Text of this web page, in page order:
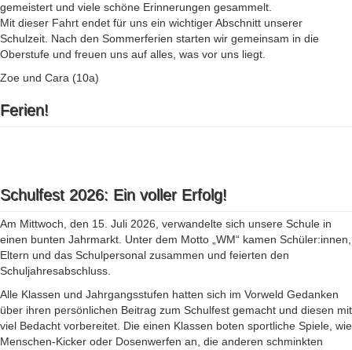
gemeistert und viele schöne Erinnerungen gesammelt.
Mit dieser Fahrt endet für uns ein wichtiger Abschnitt unserer
Schulzeit. Nach den Sommerferien starten wir gemeinsam in die
Oberstufe und freuen uns auf alles, was vor uns liegt.
Zoe und Cara (10a)
Ferien!
Schulfest 2026: Ein voller Erfolg!
Am Mittwoch, den 15. Juli 2026, verwandelte sich unsere Schule in
einen bunten Jahrmarkt. Unter dem Motto „WM“ kamen Schüler:innen,
Eltern und das Schulpersonal zusammen und feierten den
Schuljahresabschluss.
Alle Klassen und Jahrgangsstufen hatten sich im Vorweld Gedanken
über ihren persönlichen Beitrag zum Schulfest gemacht und diesen mit
viel Bedacht vorbereitet. Die einen Klassen boten sportliche Spiele, wie
Menschen-Kicker oder Dosenwerfen an, die anderen schminkten